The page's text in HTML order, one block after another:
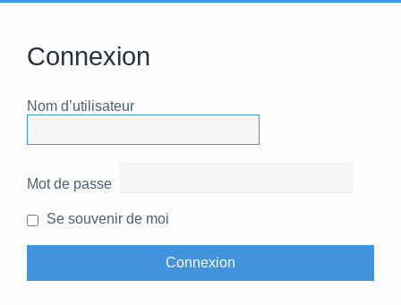
Connexion
Nom d’utilisateur
Mot de passe
Se souvenir de moi